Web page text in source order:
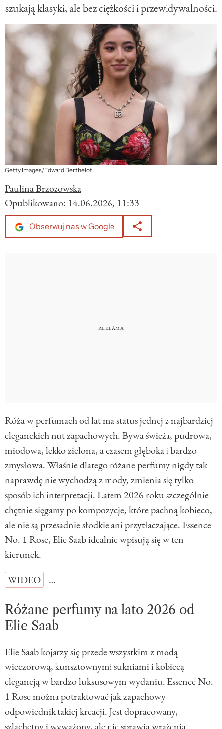
szukają klasyki, ale bez ciężkości i przewidywalności.
Getty Images/Edward Berthelot
Paulina Brzozowska
Opublikowano: 14.06.2026, 11:33
Obserwuj nas w Google
Róża w perfumach od lat ma status jednej z najbardziej
eleganckich nut zapachowych. Bywa świeża, pudrowa,
miodowa, lekko zielona, a czasem głęboka i bardzo
zmysłowa. Właśnie dlatego różane perfumy nigdy tak
naprawdę nie wychodzą z mody, zmienia się tylko
sposób ich interpretacji. Latem 2026 roku szczególnie
chętnie sięgamy po kompozycje, które pachną kobieco,
ale nie są przesadnie słodkie ani przytłaczające. Essence
No. 1 Rose, Elie Saab idealnie wpisują się w ten
kierunek.
WIDEO
…
Różane perfumy na lato 2026 od
Elie Saab
Elie Saab kojarzy się przede wszystkim z modą
wieczorową, kunsztownymi sukniami i kobiecą
elegancją w bardzo luksusowym wydaniu. Essence No.
1 Rose można potraktować jak zapachowy
odpowiednik takiej kreacji. Jest dopracowany,
szlachetny i wyważony, ale nie sprawia wrażenia